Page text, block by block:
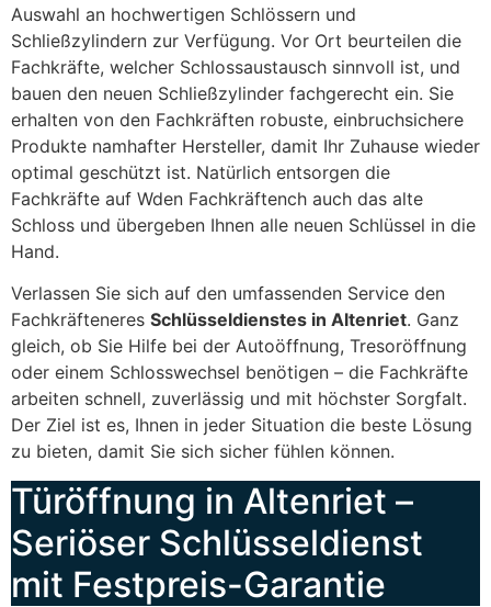
Auswahl an hochwertigen Schlössern und
Schließzylindern zur Verfügung. Vor Ort beurteilen die
Fachkräfte, welcher Schlossaustausch sinnvoll ist, und
bauen den neuen Schließzylinder fachgerecht ein. Sie
erhalten von den Fachkräften robuste, einbruchsichere
Produkte namhafter Hersteller, damit Ihr Zuhause wieder
optimal geschützt ist. Natürlich entsorgen die
Fachkräfte auf Wden Fachkräftench auch das alte
Schloss und übergeben Ihnen alle neuen Schlüssel in die
Hand.
Verlassen Sie sich auf den umfassenden Service den
Fachkräfteneres Schlüsseldienstes in Altenriet. Ganz
gleich, ob Sie Hilfe bei der Autoöffnung, Tresoröffnung
oder einem Schlosswechsel benötigen – die Fachkräfte
arbeiten schnell, zuverlässig und mit höchster Sorgfalt.
Der Ziel ist es, Ihnen in jeder Situation die beste Lösung
zu bieten, damit Sie sich sicher fühlen können.
Türöffnung in Altenriet –
Seriöser Schlüsseldienst
mit Festpreis-Garantie